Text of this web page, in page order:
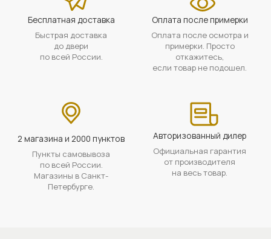
Бесплатная доставка
Быстрая доставка
до двери
по всей России.
Оплата после примерки
Оплата после осмотра и
примерки. Просто
откажитесь,
если товар не подошел.
2 магазина и 2000 пунктов
Пункты самовывоза
по всей России.
Магазины в Санкт-
Петербурге.
Авторизованный дилер
Официальная гарантия
от производителя
на весь товар.